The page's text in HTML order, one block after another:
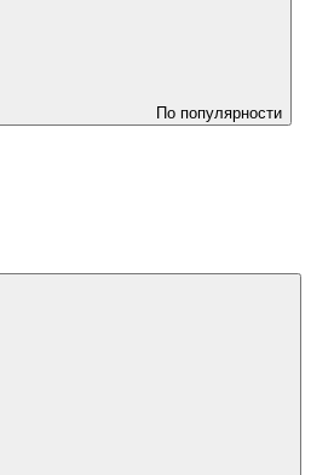
По популярности